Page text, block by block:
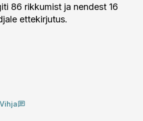
86 rikkumist ja nendest 16
ettekirjutus.
Vihja